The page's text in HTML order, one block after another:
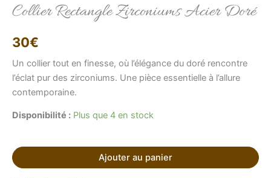
Collier Rectangle Zirconiums Acier Doré
30€
Un collier tout en finesse, où l’élégance du doré rencontre
l’éclat pur des zirconiums. Une pièce essentielle à l’allure
contemporaine.
Disponibilité : Plus que 4 en stock
Ajouter au panier
Comment puis-je vous aider ?